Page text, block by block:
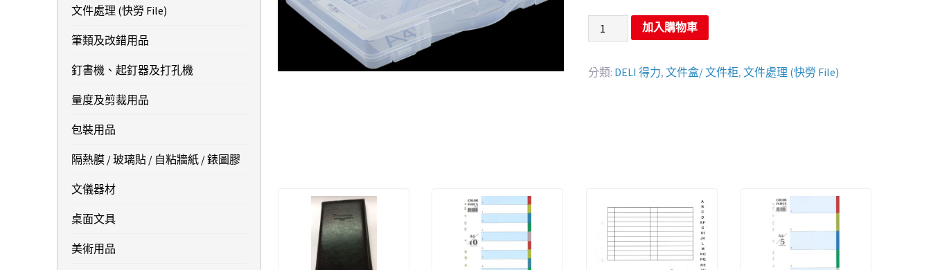
加入購物車
分類: DELI 得力, 文件盒/ 文件柜, 文件處理 (快勞 File)
文件處理 (快勞 File)
筆類及改錯用品
釘書機、起釘器及打孔機
量度及剪裁用品
包裝用品
隔熱膜 / 玻璃貼 / 自粘牆紙 / 錶圖膠
文儀器材
桌面文具
美術用品